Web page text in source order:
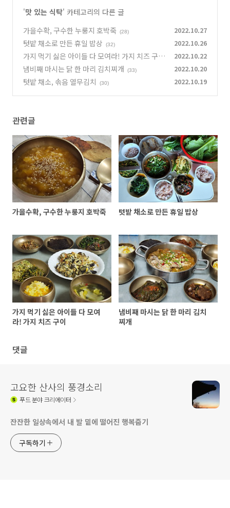
'맛 있는 식탁' 카테고리의 다른 글
가을수확, 구수한 누룽지 호박죽
(28) 2022.10.27
텃밭 채소로 만든 휴일 밥상 (32) 2022.10.26
가지 먹기 싫은 아이들 다 모여라! 가지 치즈 구이
(25)
2022.10.22
냄비째 마시는 닭 한 마리 김치찌개 (33) 2022.10.20
텃밭 채소, 솎음 열무김치 (30) 2022.10.19
관련글
가을수확, 구수한 누룽지 호박죽 텃밭 채소로 만든 휴일 밥상
가지 먹기 싫은 아이들 다 모여
라! 가지 치즈 구이
냄비째 마시는 닭 한 마리 김치
찌개
댓글
고요한 산사의 풍경소리
푸드분야 크리에이터
잔잔한 일상속에서 내 발 밑에 떨어진 행복줍기
구독하기